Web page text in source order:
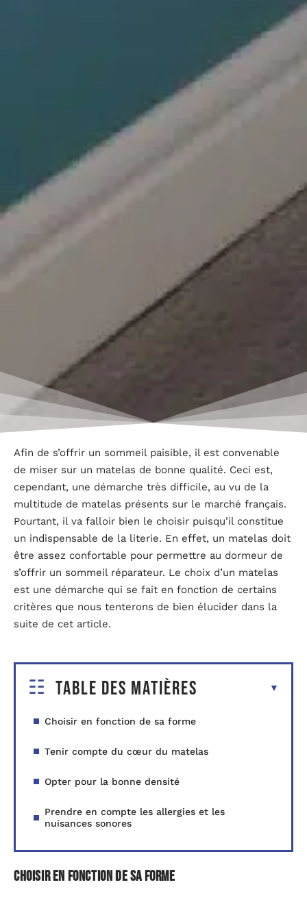
Afin de s’offrir un sommeil paisible, il est convenable
de miser sur un matelas de bonne qualité. Ceci est,
cependant, une démarche très difficile, au vu de la
multitude de matelas présents sur le marché français.
Pourtant, il va falloir bien le choisir puisqu’il constitue
un indispensable de la literie. En effet, un matelas doit
être assez confortable pour permettre au dormeur de
s’offrir un sommeil réparateur. Le choix d’un matelas
est une démarche qui se fait en fonction de certains
critères que nous tenterons de bien élucider dans la
suite de cet article.
Table des matières
Choisir en fonction de sa forme
Tenir compte du cœur du matelas
Opter pour la bonne densité
Prendre en compte les allergies et les
nuisances sonores
Choisir en fonction de sa forme